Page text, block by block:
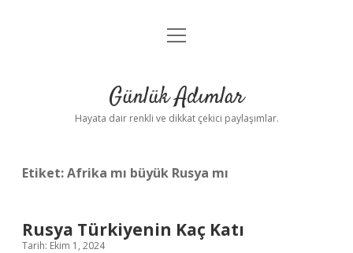
Anasayfa
Yasal Uyarı
menüyü
Günlük Adımlar
Hayata dair renkli ve dikkat çekici paylaşımlar.
Etiket:Afrika mı büyük Rusya mı
Rusya Türkiyenin Kaç Katı
Tarih: Ekim 1, 2024